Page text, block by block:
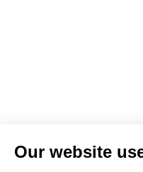
Our website